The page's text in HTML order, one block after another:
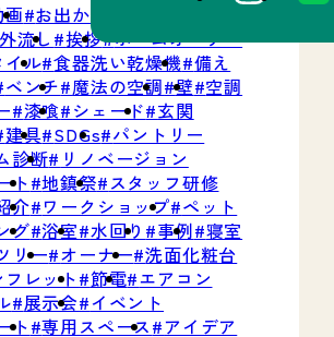
お出かけ情報
外流し 挨拶 ホームオーナー
イル 食器洗い乾燥機 備え
ベンチ 魔法の空調 壁 空調
漆喰 シェード 玄関
建具 SDGs パントリー
診断
リノベージョン
ト 地鎮祭 スタッフ研修
介 ワークショップ ペット
グ 浴室 水回り 事例 寝室
リー オーナー 洗面化粧台
レット 節電 エアコン
展示会 イベント
ト 専用スペース
アイデア